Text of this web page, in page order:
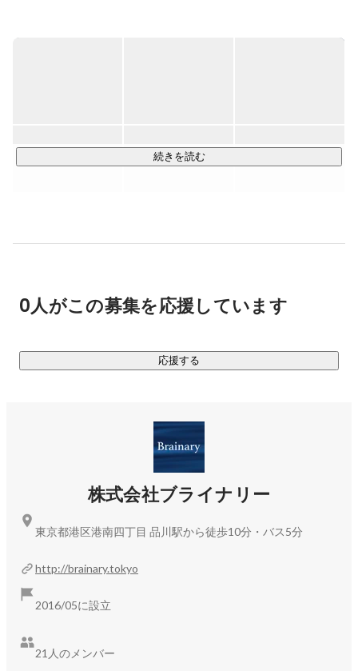
活者の豊かな生活のために、トレンドとファクトの両軸を大
納品、商品を拡散するための広告運用・マーケティング戦略
ています。もはやWebマーケティングは、もはやオプション
と考えています。
…と、難しい書き方をしましたが商品企画からその製造、
D2Cサービスの準備、ローンチ後の広告運用など一通り全て
を実施する会社です。スタートアップで世の中を変えたいと
いう意思を持つクライアントも多く抱えており、そのミッシ
ョンを伴走して成功に導くお手伝いをしています。
大小問わず様々な業種・業態のクライアント様を抱えてお
サポート範囲の広さから、あなたの実力・想いを思う存分発
揮していただける、そして、次のステップに繋げるヒントが
続きを読む
0人がこの募集を応援しています
応援する
株式会社ブライナリー
http://brainary.tokyo
2016/05に設立
21人のメンバー
東京都港区港南四丁目 品川駅から徒歩10分・バス5分